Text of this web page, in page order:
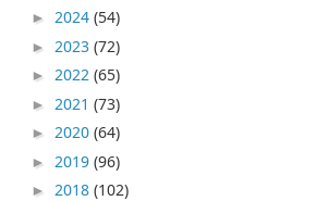
► 2024(54)
► 2023(72)
► 2022(65)
► 2021(73)
► 2020(64)
► 2019(96)
► 2018(102)